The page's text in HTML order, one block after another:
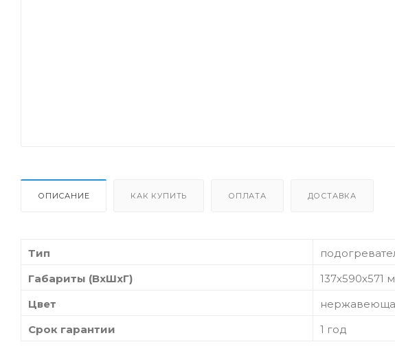
ОПИСАНИЕ КАК КУПИТЬ ОПЛАТА ДОСТАВКА
Тип
Габариты (ВхШхГ)
137х590х571
Цвет
Срок гарантии
1 год